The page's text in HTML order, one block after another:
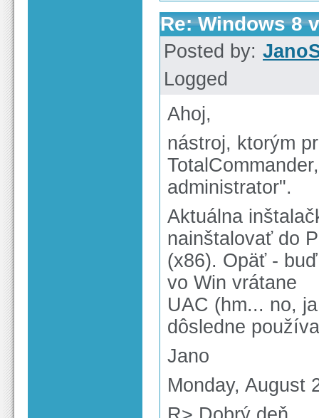
Re: Windows 8
Posted by:
Logged
Ahoj,
nástroj, ktorým
administrator".
Aktuálna
nainštalovať do
(x86). Opäť -
vo Win vrátane
UAC (hm... no,
dôsledne
Jano
Monday, August